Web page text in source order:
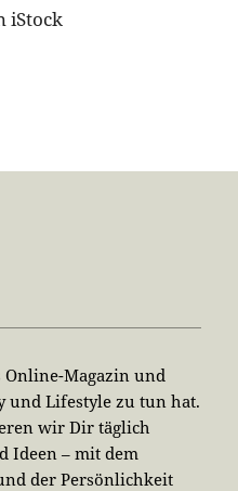
iStock
Magazin und
und Lifestyle zu tun hat.
wir Dir täglich
Ideen – mit dem
der Persönlichkeit